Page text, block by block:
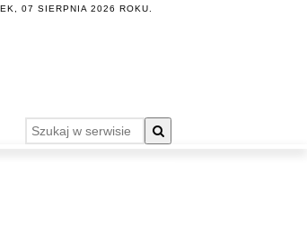
07 SIERPNIA 2026 ROKU.